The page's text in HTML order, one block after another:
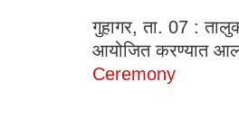
गुहागर, ता. 07 :
आयोजित करण्यात
Ceremony